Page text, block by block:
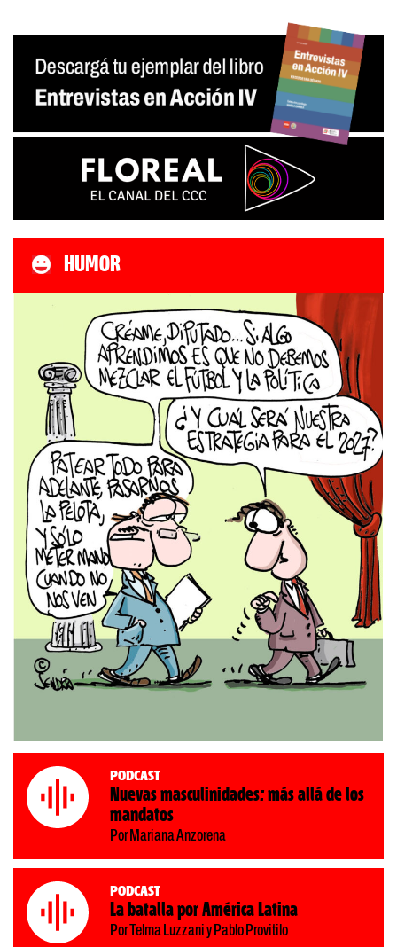
HUMOR
Podcast
Nuevas masculinidades: más allá de los
mandatos
Por Mariana Anzorena
Podcast
La batalla por América Latina
Por Telma Luzzani y Pablo Provitilo